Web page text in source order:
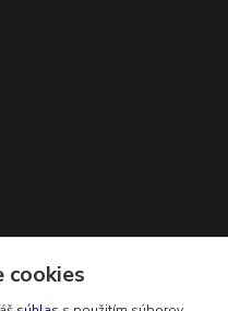
cookies